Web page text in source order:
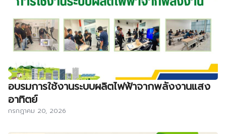
อบรมการใช้งานระบบผลิตไฟฟ้าจากพลังงานแสง
อาทิตย์
กรกฎาคม 20, 2026